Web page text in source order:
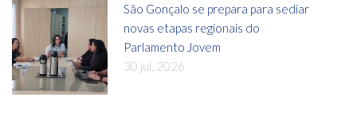
São Gonçalo se prepara para sediar
novas etapas regionais do
Parlamento Jovem
30 jul, 2026